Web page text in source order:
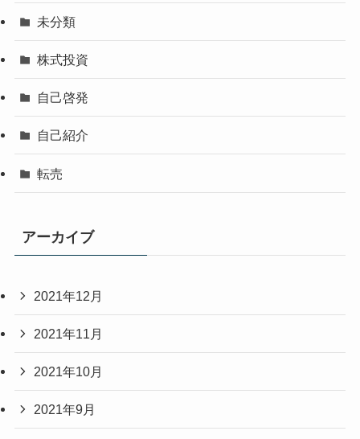
未分類
株式投資
自己啓発
自己紹介
転売
アーカイブ
2021年12月
2021年11月
2021年10月
2021年9月